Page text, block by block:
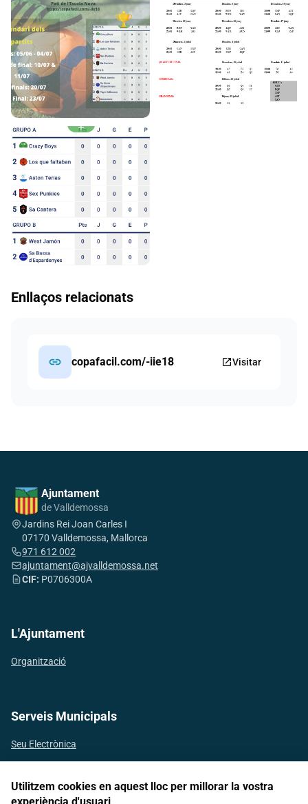
Enllaços relacionats
link copafacil.com/-iie18 open_in_newVisitar
Ajuntament
de Valldemossa
Jardins Rei Joan Carles I
07170 Valldemossa, Mallorca
971 612 002
ajuntament@ajvalldemossa.net
CIF: P0706300A
L'Ajuntament
Organització
Serveis Municipals
Seu Electrònica
Utilitzem cookies en aquest lloc per millorar la vostra